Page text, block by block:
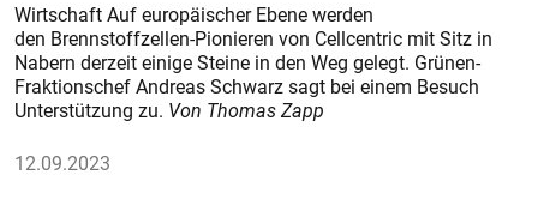
Wirtschaft Auf europäischer Ebene werden
den Brennstoffzellen-Pionieren von Cellcentric mit Sitz in
Nabern derzeit einige Steine in den Weg gelegt. Grünen-
Fraktionschef Andreas Schwarz sagt bei einem Besuch
Unterstützung zu. Von Thomas Zapp
12.09.2023